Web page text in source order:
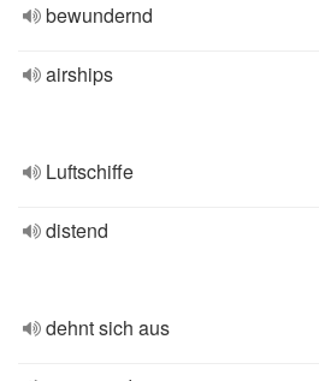
bewundernd
airships
Luftschiffe
distend
dehnt sich aus